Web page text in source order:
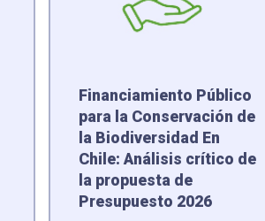
Financiamiento Público
para la Conservación de
la Biodiversidad En
Chile: Análisis crítico de
la propuesta de
Presupuesto 2026